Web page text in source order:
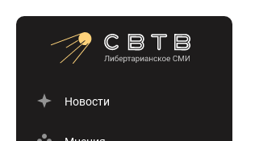
Новости